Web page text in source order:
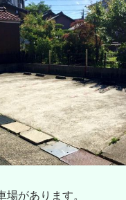
場があります。